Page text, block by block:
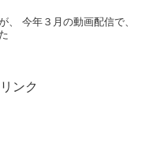
、 今年３月の動画配信で、
ンク